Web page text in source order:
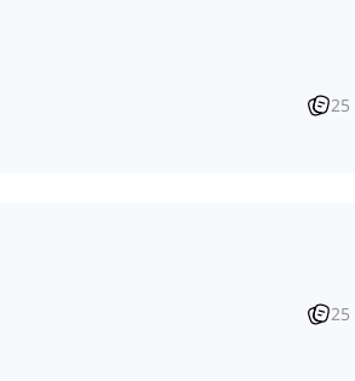
25
25